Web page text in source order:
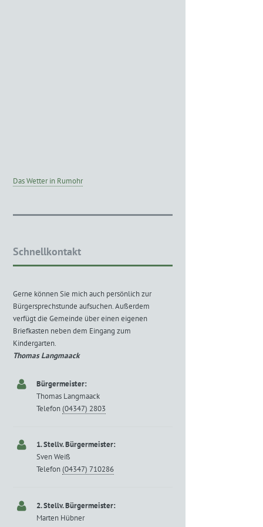
Das Wetter in Rumohr
Schnellkontakt
Gerne können Sie mich auch persönlich zur
Bürgersprechstunde aufsuchen. Außerdem
verfügt die Gemeinde über einen eigenen
Briefkasten neben dem Eingang zum
Kindergarten.
Thomas Langmaack
Bürgermeister:
Thomas Langmaack
Telefon(04347) 2803
1. Stellv. Bürgermeister:
Sven Weiß
Telefon(04347) 710286
2. Stellv. Bürgermeister:
Marten Hübner